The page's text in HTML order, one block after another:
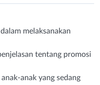
melaksanakan
tentang promosi
anak yang sedang